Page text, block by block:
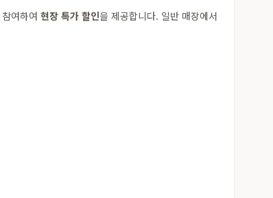
여하여 현장 특가 할인을 제공합니다. 일반 매장에서